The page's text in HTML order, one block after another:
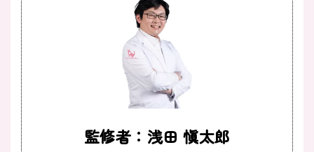
監修者：浅田 愼太郎